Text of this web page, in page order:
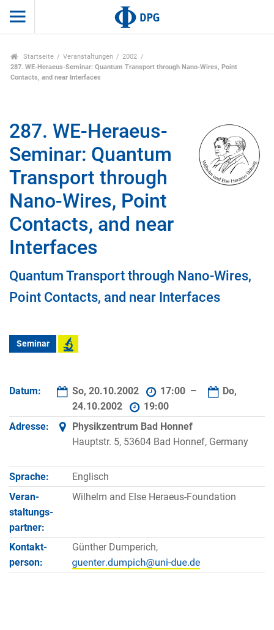
Startseite Veranstaltungen
2002
287. WE-Heraeus-Seminar: Quantum Transport through Nano-Wires, Point
Contacts, and near Interfaces
287. WE-Heraeus-
Seminar: Quantum
Transport through
Nano-Wires, Point
Contacts, and near
Interfaces
Quantum Transport through Nano-Wires,
Point Contacts, and near Interfaces
Seminar
Datum: So, 20.10.2002 17:00 –
Do,
24.10.2002
19:00
Adresse:
Physikzentrum Bad Honnef
Hauptstr. 5, 53604 Bad Honnef, Germany
Sprache:
Englisch
Veran­
staltungs­
partner:
Wilhelm and Else Heraeus-Foundation
Kontakt­
person:
Günther Dumperich,